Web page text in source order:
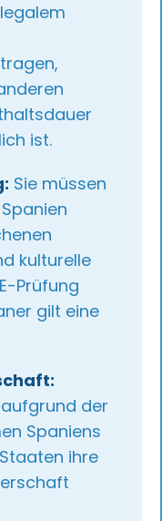
ist.
Sie müssen
kulturelle
Prüfung
gilt eine
der
Spaniens
ihre